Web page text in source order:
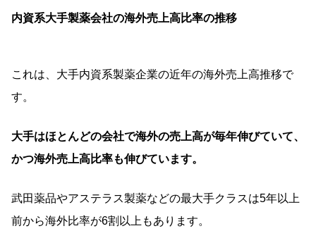
内資系大手製薬会社の海外売上高比率の推移
これは、大手内資系製薬企業の近年の海外売上高推移で
す。
大手はほとんどの会社で海外の売上高が毎年伸びていて、
かつ海外売上高比率も伸びています。
武田薬品やアステラス製薬などの最大手クラスは5年以上
前から海外比率が6割以上もあります。